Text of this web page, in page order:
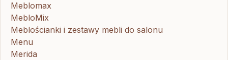
Meblomax
MebloMix
Meblościanki i zestawy mebli do salonu
Menu
Merida